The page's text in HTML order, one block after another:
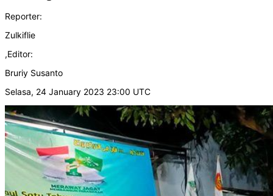
Reporter:
Zulkiflie
,Editor:
Bruriy Susanto
Selasa, 24 January 2023 23:00 UTC